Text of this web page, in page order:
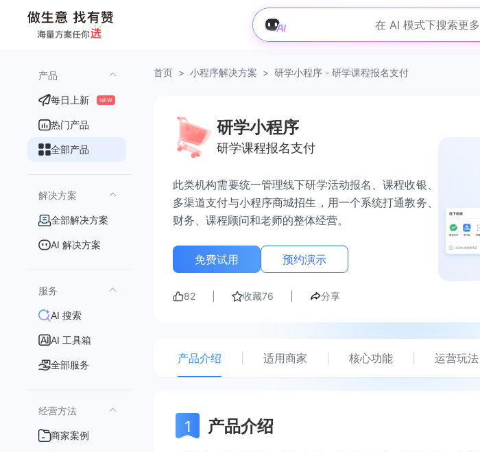
在 AI 模式下搜索更多
产品
每日上新 NEW
热门产品
全部产品
解决方案
全部解决方案
AI 解决方案
服务
AI 搜索
AI 工具箱
全部服务
经营方法
商家案例
首页 > 小程序解决方案 > 研学小程序 - 研学课程报名支付
研学小程序
研学课程报名支付
此类机构需要统一管理线下研学活动报名、课程收银、
多渠道支付与小程序商城招生，用一个系统打通教务、
财务、课程顾问和老师的整体经营。
免费试用 预约演示
82 收藏76 分享
产品介绍 适用商家 核心功能 运营玩法
产品介绍